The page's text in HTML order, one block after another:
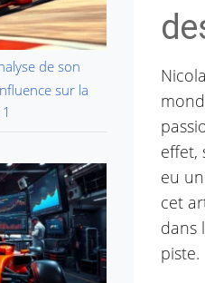
effet,
eu
cet
dans
piste.
de son
sur la